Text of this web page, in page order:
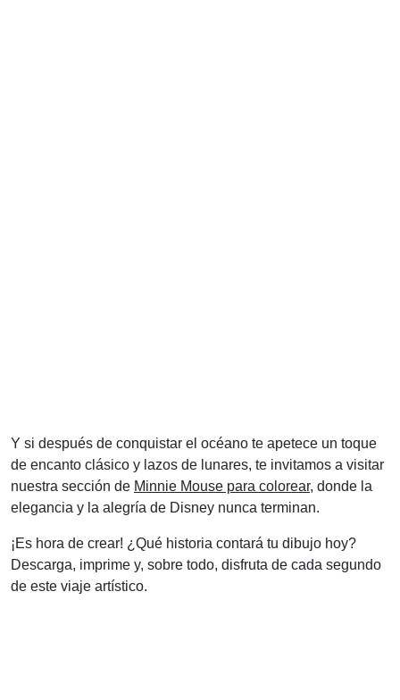
Y si después de conquistar el océano te apetece un toque
de encanto clásico y lazos de lunares, te invitamos a visitar
nuestra sección de Minnie Mouse para colorear, donde la
elegancia y la alegría de Disney nunca terminan.
¡Es hora de crear! ¿Qué historia contará tu dibujo hoy?
Descarga, imprime y, sobre todo, disfruta de cada segundo
de este viaje artístico.